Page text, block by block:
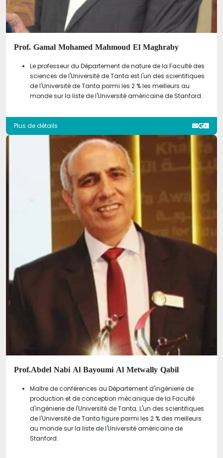
Prof. Gamal Mohamed Mahmoud El Maghraby
Le professeur du Département de nature de la Faculté des
sciences de l'Université de Tanta est l'un des scientifiques
de l'Université de Tanta parmi les 2 % les meilleurs au
monde sur la liste de l'Université américaine de Stanford.
Plus de détails
Prof.Abdel Nabi Al Bayoumi Al Metwally Qabil
Maître de conférences au Département d'ingénierie de
production et de conception mécanique de la Faculté
d'ingénierie de l'Université de Tanta. L'un des scientifiques
de l'Université de Tanta figure parmi les 2 % des meilleurs
au monde sur la liste de l'Université américaine de
Stanford.